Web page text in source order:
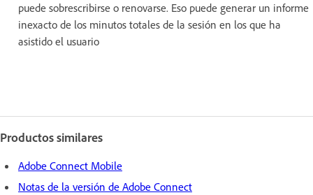
puede sobrescribirse o renovarse. Eso puede generar un informe
inexacto de los minutos totales de la sesión en los que ha
asistido el usuario
Productos similares
Adobe Connect Mobile
Notas de la versión de Adobe Connect